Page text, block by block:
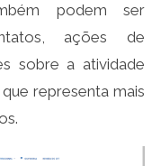
podem ser
ações de
sobre a atividade
representa mais